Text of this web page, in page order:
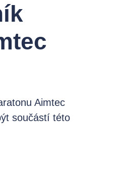
Aimtec
součástí této